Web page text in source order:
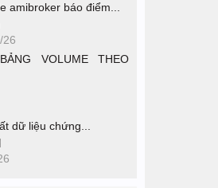
amibroker báo điểm...
26
VOLUME THEO
dữ liệu chứng...